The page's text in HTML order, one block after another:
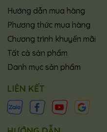
Hướng dẫn mua hàng
Phương thức mua hàng
Chương trình khuyến mãi
Tất cả sản phẩm
Danh mục sản phẩm
LIÊN KẾT